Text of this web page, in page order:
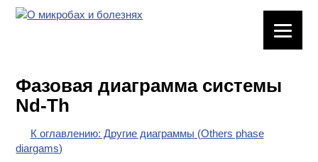
ХИМИЧЕСКАЯ
ПОСУДА
ВРЕДНЫЕ
ФАКТОРЫ
Фазовая диаграмма системы
Nd-Th
К оглавлению: Другие диаграммы (Others phase
diargams)